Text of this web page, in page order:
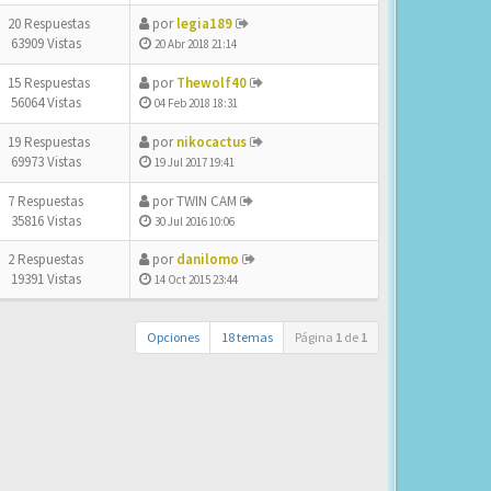
20 Respuestas
63909 Vistas
porlegia189
20 Abr 2018 21:14
15 Respuestas
56064 Vistas
porThewolf40
04 Feb 2018 18:31
19 Respuestas
69973 Vistas
pornikocactus
19 Jul 2017 19:41
7 Respuestas
35816 Vistas
porTWIN CAM
30 Jul 2016 10:06
2 Respuestas
19391 Vistas
pordanilomo
14 Oct 2015 23:44
Opciones 18 temas Página 1 de 1